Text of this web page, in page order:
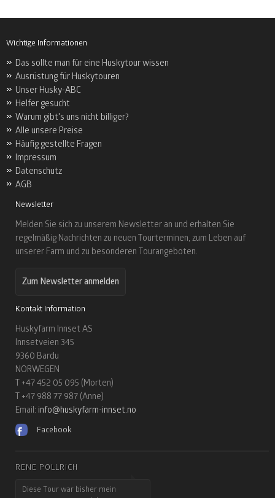
Wichtige Informationen
Das sollte man für eine Huskytour wissen
Ausrüstung für Huskytouren
Unser Husky-ABC
Helfer gesucht
Warum gibt's uns nicht billiger?
Alle unsere Preise
Häufig gestellte Fragen
Impressum
Datenschutz
AGB
Newsletter
Melden Sie sich zu unserem Newsletter an und erhalten Sie
regelmäßig Nachrichten zu neuen Tourterminen, zum Leben auf
unserer Farm und zu besonderen Tourangeboten.
Zum Newsletter anmelden
Kontakt Information
Huskyfarm Innset AS
Innsetveien 345
9360 Bardu
NORWEGEN
T +47 452 05 095 (Morten)
T +47 988 77 987 (Anne)
Email: info@huskyfarm-innset.no
Facebook
RENÉ POLLRICH
Diese Tour war bisher mein